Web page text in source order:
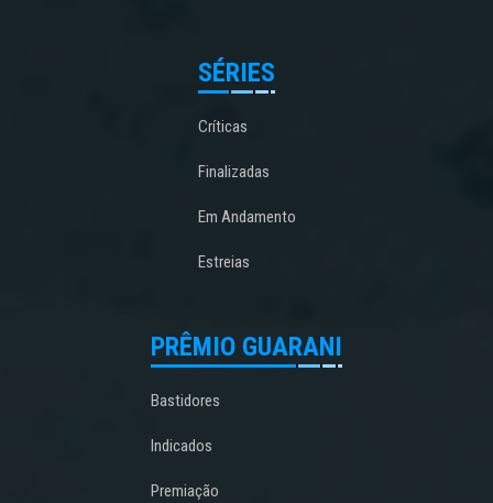
SÉRIES
Críticas
Finalizadas
Em Andamento
Estreias
PRÊMIO GUARANI
Bastidores
Indicados
Premiação